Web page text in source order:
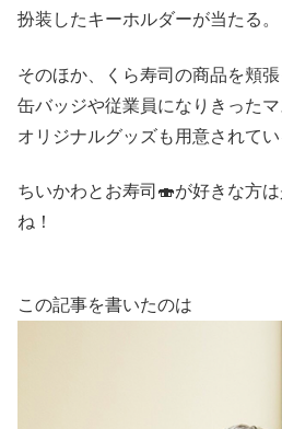
扮装したキーホルダーが当たる
そのほか、くら寿司の商品を頬
缶バッジや従業員になりきった
オリジナルグッズも用意されてい
ちいかわとお寿司🍣が好きな方
ね！
この記事を書いたのは